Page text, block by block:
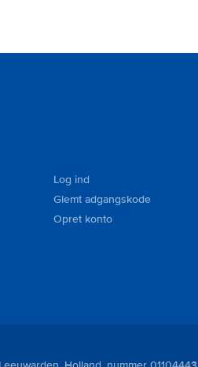
Log ind
Glemt adgangskode
Opret konto